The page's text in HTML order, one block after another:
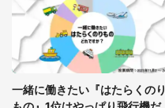
一緒に働きたい『はたらくのり